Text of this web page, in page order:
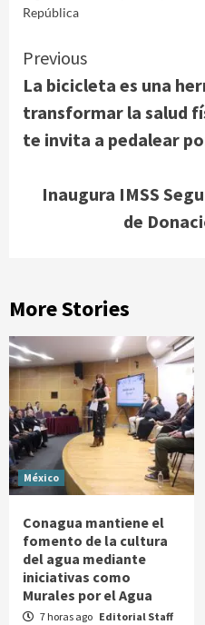
República
Continue
Reading
Previous
La bicicleta es una
transformar la salud
te invita a pedalear
Inaugura IMSS
de
More Stories
México
Conagua mantiene el
fomento de la cultura
del agua mediante
iniciativas como
Murales por el Agua
7 horas ago Editorial Staff